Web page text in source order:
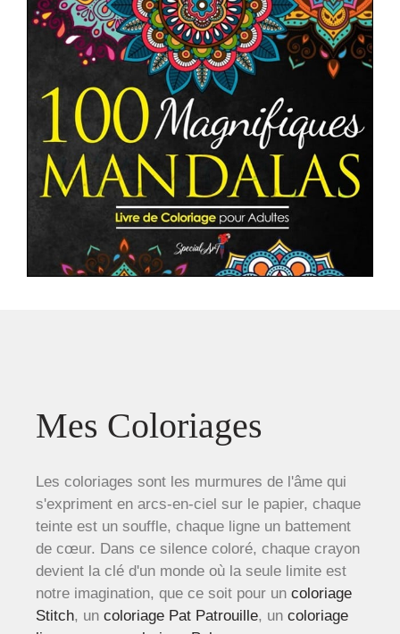
Mes Coloriages
Les coloriages sont les murmures de l'âme qui
s'expriment en arcs-en-ciel sur le papier, chaque
teinte est un souffle, chaque ligne un battement
de cœur. Dans ce silence coloré, chaque crayon
devient la clé d'un monde où la seule limite est
notre imagination, que ce soit pour un coloriage
Stitch, un coloriage Pat Patrouille, un coloriage